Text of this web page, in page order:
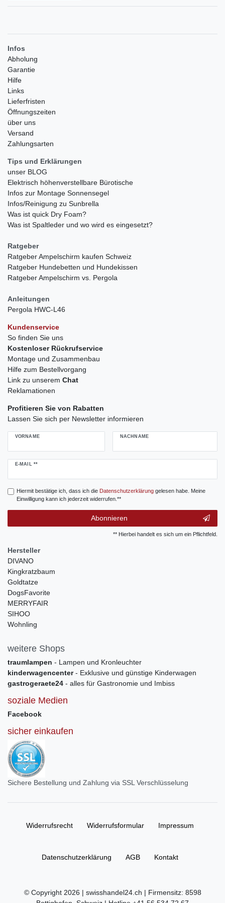
Infos
Abholung
Garantie
Hilfe
Links
Lieferfristen
Öffnungszeiten
über uns
Versand
Zahlungsarten
Tips und Erklärungen
unser BLOG
Elektrisch höhenverstellbare Bürotische
Infos zur Montage Sonnensegel
Infos/Reinigung zu Sunbrella
Was ist quick Dry Foam?
Was ist Spaltleder und wo wird es eingesetzt?
Ratgeber
Ratgeber Ampelschirm kaufen Schweiz
Ratgeber Hundebetten und Hundekissen
Ratgeber Ampelschirm vs. Pergola
Anleitungen
Pergola HWC-L46
Kundenservice
So finden Sie uns
Kostenloser Rückrufservice
Montage und Zusammenbau
Hilfe zum Bestellvorgang
Link zu unserem Chat
Reklamationen
Profitieren Sie von Rabatten
Lassen Sie sich per Newsletter informieren
VORNAME NACHNAME
E-MAIL **
Newsletter
Hiermit bestätige ich, dass ich die Daten­schutz­erklärunggelesen habe. Meine
Einwilligung kann ich jederzeit widerrufen.**
Abonnieren
** Hierbei handelt es sich um ein Pflichtfeld.
Hersteller
DIVANO
Kingkratzbaum
Goldtatze
DogsFavorite
MERRYFAIR
SIHOO
Wohnling
weitere Shops
traumlampen - Lampen und Kronleuchter
kinderwagencenter- Exklusive und günstige Kinderwagen
gastrogeraete24 - alles für Gastronomie und Imbiss
soziale Medien
Facebook
sicher einkaufen
Sichere Bestellung und Zahlung via SSL Verschlüsselung
Widerrufs­recht Widerrufs­formular Impressum
Daten­schutz­erklärung AGB Kontakt
© Copyright 2026 | swisshandel24.ch | Firmensitz: 8598